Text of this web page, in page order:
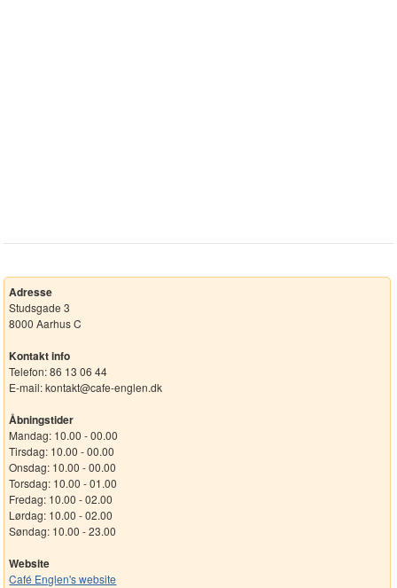
Adresse
Studsgade 3
8000 Aarhus C
Kontakt info
Telefon: 86 13 06 44
E-mail: kontakt@cafe-englen.dk
Åbningstider
Mandag: 10.00 - 00.00
Tirsdag: 10.00 - 00.00
Onsdag: 10.00 - 00.00
Torsdag: 10.00 - 01.00
Fredag: 10.00 - 02.00
Lørdag: 10.00 - 02.00
Søndag: 10.00 - 23.00
Website
Café Englen's website